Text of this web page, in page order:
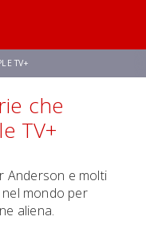
TV+
AVENGERS: DOOMSDAY
che
TV+
Anderson e molti
mondo per
aliena.